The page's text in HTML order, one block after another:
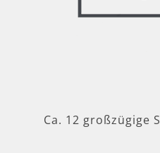
Ca. 12 großzügige